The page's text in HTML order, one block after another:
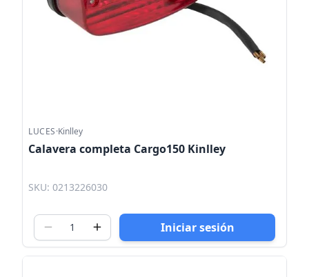
LUCES·Kinlley
Calavera completa Cargo150 Kinlley
SKU: 0213226030
Iniciar sesión